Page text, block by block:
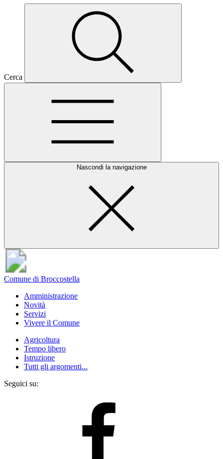
Cerca
Nascondi la navigazione
Comune di Broccostella
Amministrazione
Novità
Servizi
Vivere il Comune
Agricoltura
Tempo libero
Istruzione
Tutti gli argomenti...
Seguici su: